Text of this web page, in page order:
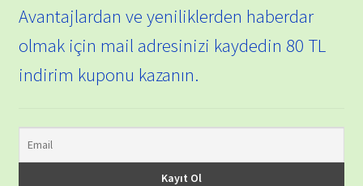
Avantajlardan ve yeniliklerden haberdar
olmak için mail adresinizi kaydedin 80 TL
indirim kuponu kazanın.